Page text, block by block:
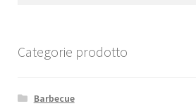
Categorie prodotto
Barbecue